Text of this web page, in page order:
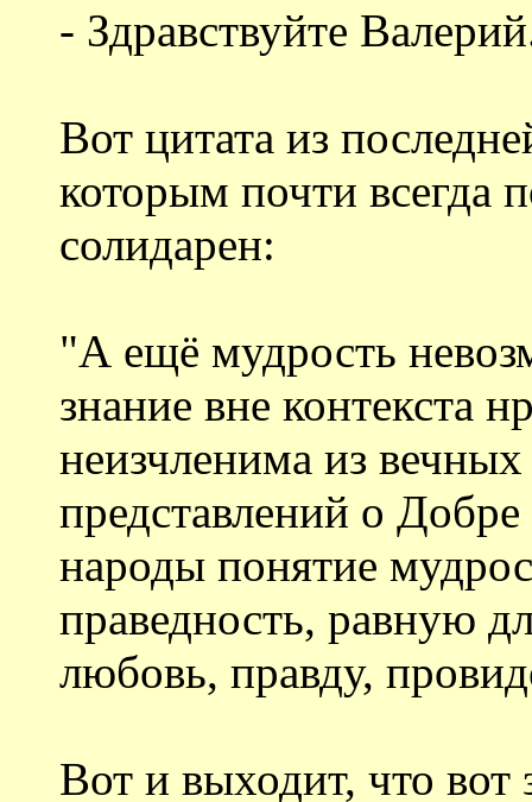
- Здравствуйте
Вот цитата из
которым почти всегда
солидарен:
"А ещё мудрость
знание вне контекста
неизчленима из
представлений о
народы понятие
праведность, равную
любовь, правду,
Вот и выходит, что вот